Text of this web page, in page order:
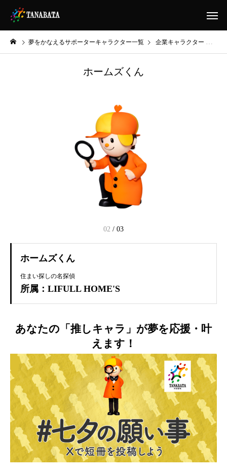
夢をかなえるサポーターキャラクター一覧 企業キャラクター あな
ホームズくん
02 / 03
ホームズくん
住まい探しの名探偵
所属：LIFULL HOME'S
あなたの「推しキャラ」が夢を応援・叶
えます！